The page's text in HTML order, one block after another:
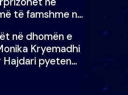
të famshme në
e tijnë dhomën e
Kryemadhi
pyeten